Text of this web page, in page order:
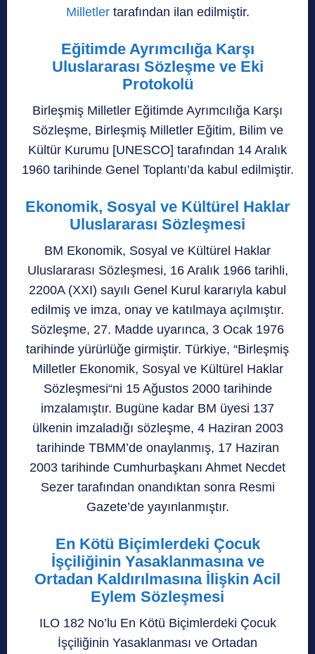
Milletlertarafından ilan edilmiştir.
EğitimdeAyrımcılığa Karşı
Uluslararası Sözleşme ve Eki
Protokolü
Birleşmiş Milletler Eğitimde Ayrımcılığa Karşı
Sözleşme, Birleşmiş Milletler Eğitim, Bilim ve
Kültür Kurumu [UNESCO] tarafından 14 Aralık
1960 tarihinde Genel Toplantı’da kabul edilmiştir.
Ekonomik, Sosyal ve Kültürel Haklar
Uluslararası Sözleşmesi
BM Ekonomik, Sosyal ve Kültürel Haklar
Uluslararası Sözleşmesi, 16 Aralık 1966 tarihli,
2200A (XXI) sayılı Genel Kurul kararıyla kabul
edilmiş ve imza, onay ve katılmaya açılmıştır.
Sözleşme, 27. Madde uyarınca, 3 Ocak 1976
tarihinde yürürlüğe girmiştir. Türkiye, “Birleşmiş
Milletler Ekonomik, Sosyal ve Kültürel Haklar
Sözleşmesi“ni 15 Ağustos 2000 tarihinde
imzalamıştır. Bugüne kadar BM üyesi 137
ülkenin imzaladığı sözleşme, 4 Haziran 2003
tarihinde TBMM’de onaylanmış, 17 Haziran
2003 tarihinde Cumhurbaşkanı Ahmet Necdet
Sezer tarafından onandıktan sonra Resmi
Gazete’de yayınlanmıştır.
En Kötü Biçimlerdeki Çocuk
İşçiliğinin Yasaklanmasına ve
Ortadan Kaldırılmasına İlişkin Acil
Eylem Sözleşmesi
ILO 182 No’lu En Kötü Biçimlerdeki Çocuk
İşçiliğinin Yasaklanması ve Ortadan